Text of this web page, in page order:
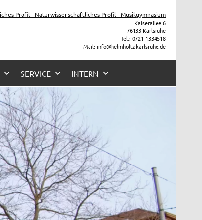
Profil - Naturwissenschaftliches Profil - Musikgymnasium
Kaiserallee 6
76133 Karlsruhe
Tel.: 0721-1334518
Mail: info@helmholtz-karlsruhe.de
SERVICE INTERN